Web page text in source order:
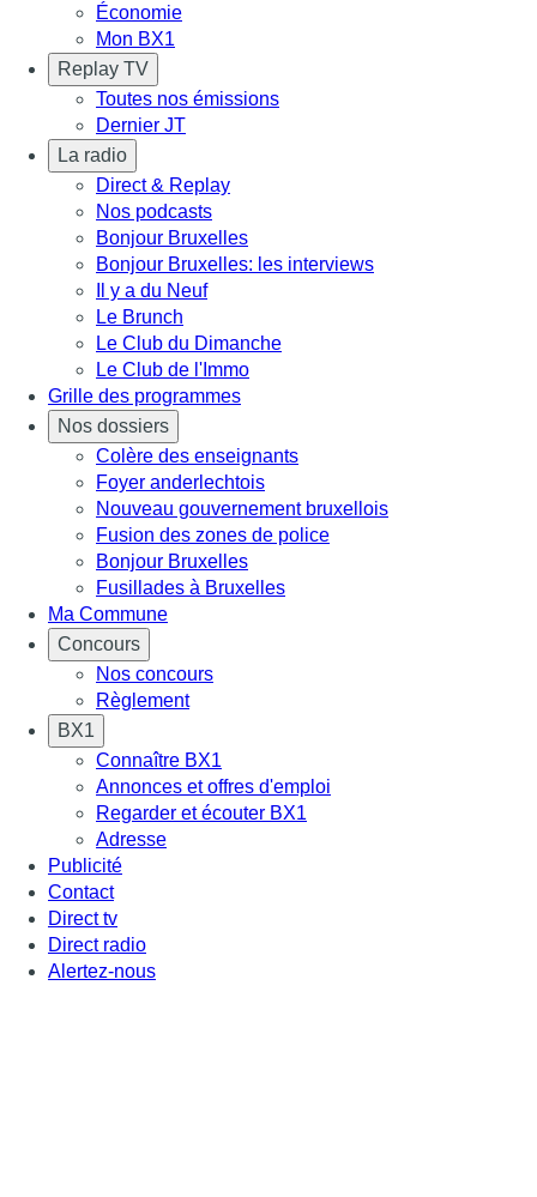
Économie
Mon BX1
Replay TV
Toutes nos émissions
Dernier JT
La radio
Direct & Replay
Nos podcasts
Bonjour Bruxelles
Bonjour Bruxelles: les interviews
Il y a du Neuf
Le Brunch
Le Club du Dimanche
Le Club de l'Immo
Grille des programmes
Nos dossiers
Colère des enseignants
Foyer anderlechtois
Nouveau gouvernement bruxellois
Fusion des zones de police
Bonjour Bruxelles
Fusillades à Bruxelles
Ma Commune
Concours
Nos concours
Règlement
BX1
Connaître BX1
Annonces et offres d'emploi
Regarder et écouter BX1
Adresse
Publicité
Contact
Direct tv
Direct radio
Alertez-nous